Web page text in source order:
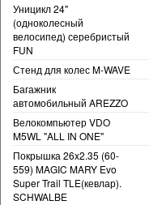
Уницикл 24"
(одноколесный
велосипед) серебристый
FUN
Стенд для колес M-WAVE
Багажник
автомобильный AREZZO
Велокомпьютер VDO
M5WL "ALL IN ONE"
Покрышка 26x2.35 (60-
559) MAGIC MARY Evo
Super Trail TLE(кевлар).
SCHWALBE